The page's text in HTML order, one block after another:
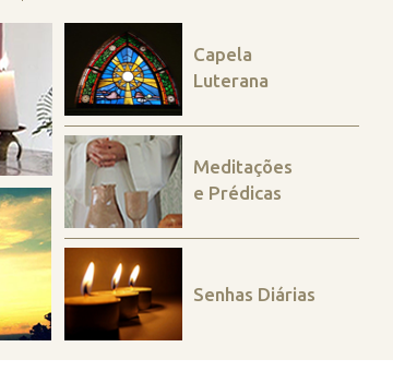
Capela
Luterana
Meditações
e Prédicas
Senhas Diárias